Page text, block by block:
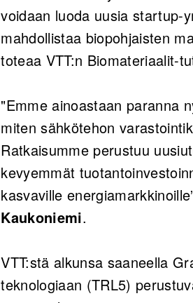
voidaan luoda uusia startup-
mahdollistaa biopohjaisten
toteaa VTT:n Biomateriaalit-
"Emme ainoastaan paranna
miten sähkötehon
Ratkaisumme perustuu
kevyemmät
kasvaville
Kaukoniemi.
VTT:stä alkunsa saaneella
teknologiaan (TRL5)